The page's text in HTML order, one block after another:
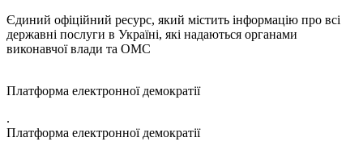
Єдиний офіційний ресурс, який містить інформацію про всі
державні послуги в Україні, які надаються органами
виконавчої влади та ОМС
Платформа електронної демократії
.
Платформа електронної демократії